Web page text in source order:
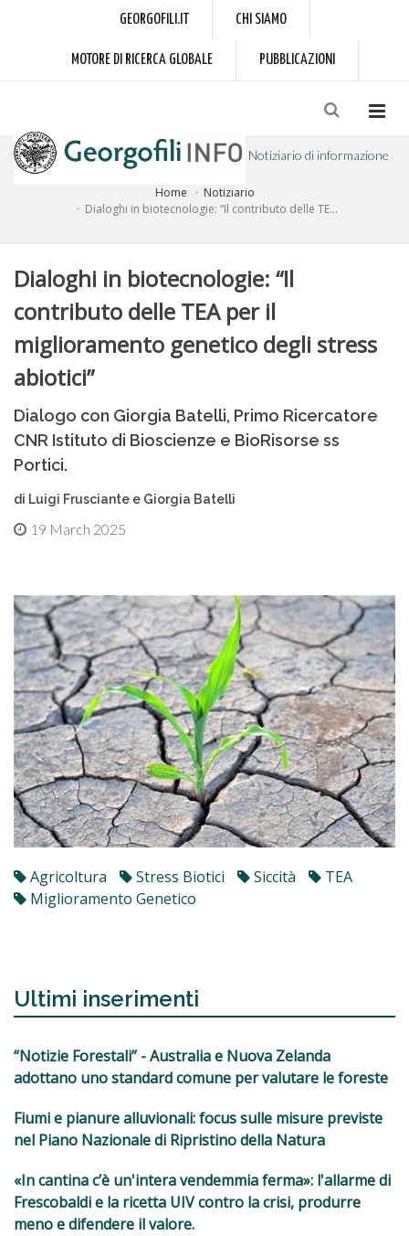
GEORGOFILI.IT CHI SIAMO
MOTORE DI RICERCA GLOBALE PUBBLICAZIONI
Notiziario di informazione
a cura dell'Accademia dei Georgofili
Home
Notiziario
Dialoghi in biotecnologie: “Il contributo delle TE...
Dialoghi in biotecnologie: “Il
contributo delle TEA per il
miglioramento genetico degli stress
abiotici”
Dialogo con Giorgia Batelli, Primo Ricercatore
CNR Istituto di Bioscienze e BioRisorse ss
Portici.
di Luigi Frusciante e Giorgia Batelli
19 March 2025
Agricoltura Stress Biotici Siccità
TEA
Miglioramento Genetico
Ultimi inserimenti
“Notizie Forestali” - Australia e Nuova Zelanda
adottano uno standard comune per valutare le foreste
Fiumi e pianure alluvionali: focus sulle misure previste
nel Piano Nazionale di Ripristino della Natura
«In cantina c’è un'intera vendemmia ferma»: l'allarme di
Frescobaldi e la ricetta UIV contro la crisi, produrre
meno e difendere il valore.